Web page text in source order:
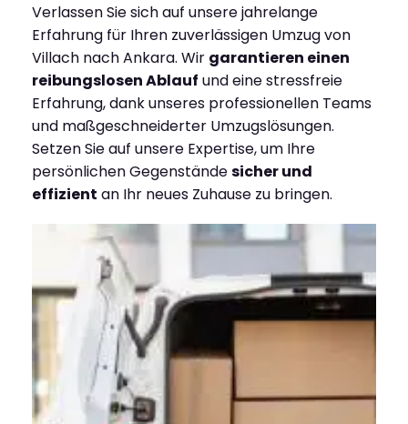
Verlassen Sie sich auf unsere jahrelange
Erfahrung für Ihren zuverlässigen Umzug von
Villach nach Ankara. Wir garantieren einen
reibungslosen Ablauf und eine stressfreie
Erfahrung, dank unseres professionellen Teams
und maßgeschneiderter Umzugslösungen.
Setzen Sie auf unsere Expertise, um Ihre
persönlichen Gegenständesicher und
effizient an Ihr neues Zuhause zu bringen.